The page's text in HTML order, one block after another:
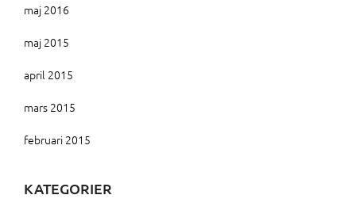
maj 2016
maj 2015
april 2015
mars 2015
februari 2015
KATEGORIER